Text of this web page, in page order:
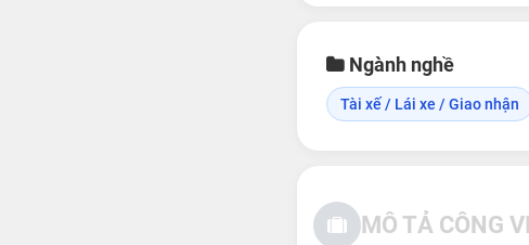
Ngành nghề
Tài xế / Lái xe / Giao nhận
MÔ TẢ CÔNG